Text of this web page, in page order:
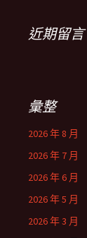
近期留言
彙整
2026 年 8 月
2026 年 7 月
2026 年 6 月
2026 年 5 月
2026 年 3 月